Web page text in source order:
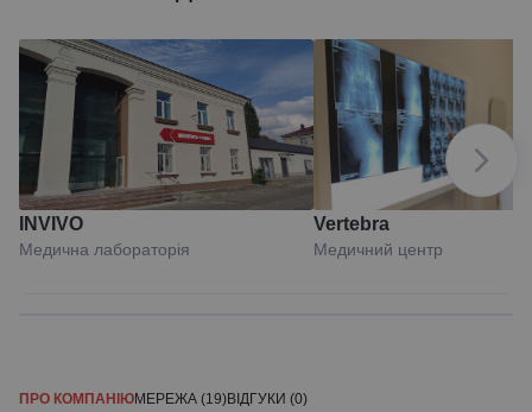
INVIVO
Медична лабораторія
Vertebra
Медичний центр
ПРО КОМПАНІЮМЕРЕЖА (19)ВІДГУКИ (0)